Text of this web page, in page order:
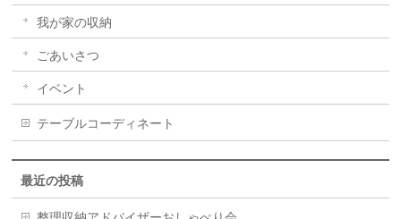
我が家の収納
ごあいさつ
イベント
テーブルコーディネート
最近の投稿